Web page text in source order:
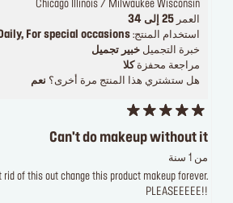
Chicago Illinois / Milwaukee Wisconsin
العمر 25 إلى 34
استخدام المنتج: For special occasions
خبرة التجميل خبير تجميل
مراجعة محفزةكلا
هل ستشتري هذا المنتج مرة أخرى؟ نعم
Can't do makeup without it
من 1 سنة
rid of this out change this product makeup forever.
PLEASEEEEE!!